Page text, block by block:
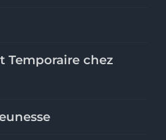
Temporaire chez